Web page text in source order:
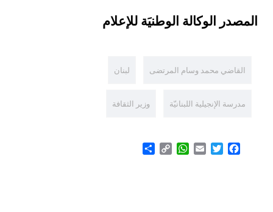
المصدر الوكالة الوطنيَة للإعلام
القاضي محمد وسام المرتضى لبنان
مدرسة الإنجيلية اللبنانيّة وزير الثقافة
Facebook
Twitter
Email
WhatsApp
Copy